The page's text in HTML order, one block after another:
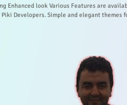
Enhanced look Various Features are
Developers. Simple and elegant themes